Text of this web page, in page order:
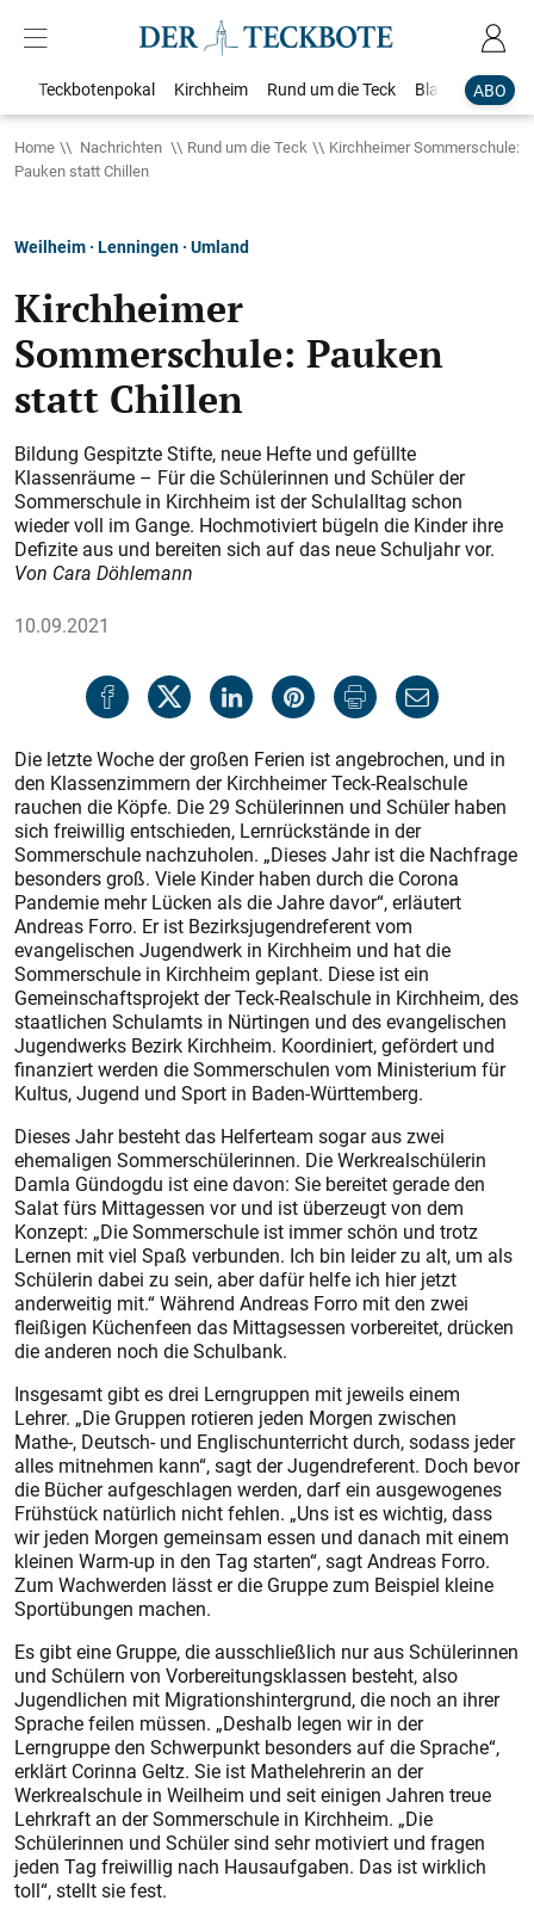
ABO
Teckbotenpokal Kirchheim Rund um die Teck Blaulicht
Home Nachrichten Rund um die Teck
Kirchheimer Sommerschule:
Pauken statt Chillen
Weilheim · Lenningen · Umland
Kirchheimer
Sommerschule: Pauken
statt Chillen
Bildung Gespitzte Stifte, neue Hefte und gefüllte
Klassenräume – Für die Schülerinnen und Schüler der
Sommerschule in Kirchheim ist der Schulalltag schon
wieder voll im Gange. Hochmotiviert bügeln die Kinder ihre
Defizite aus und bereiten sich auf das neue Schuljahr vor.
Von Cara Döhlemann
10.09.2021
Die letzte Woche der großen Ferien ist angebrochen, und in
den Klassenzimmern der Kirchheimer Teck-Realschule
rauchen die Köpfe. Die 29 Schülerinnen und Schüler haben
sich freiwillig entschieden, Lernrückstände in der
Sommerschule nachzuholen. „Dieses Jahr ist die Nachfrage
besonders groß. Viele Kinder haben durch die Corona
Pandemie mehr Lücken als die Jahre davor“, erläutert
Andreas Forro. Er ist Bezirksjugendreferent vom
evangelischen Jugendwerk in Kirchheim und hat die
Sommerschule in Kirchheim geplant. Diese ist ein
Gemeinschaftsprojekt der Teck-Realschule in Kirchheim, des
staatlichen Schulamts in Nürtingen und des evangelischen
Jugendwerks Bezirk Kirchheim. Koordiniert, gefördert und
finanziert werden die Sommerschulen vom Ministerium für
Kultus, Jugend und Sport in Baden-Württemberg.
Dieses Jahr besteht das Helferteam sogar aus zwei
ehemaligen Sommerschülerinnen. Die Werkrealschülerin
Damla Gündogdu ist eine davon: Sie bereitet gerade den
Salat fürs Mittagessen vor und ist überzeugt von dem
Konzept: „Die Sommerschule ist immer schön und trotz
Lernen mit viel Spaß verbunden. Ich bin leider zu alt, um als
Schülerin dabei zu sein, aber dafür helfe ich hier jetzt
anderweitig mit.“ Während Andreas Forro mit den zwei
fleißigen Küchenfeen das Mittagsessen vorbereitet, drücken
die anderen noch die Schulbank.
Insgesamt gibt es drei Lerngruppen mit jeweils einem
Lehrer. „Die Gruppen rotieren jeden Morgen zwischen
Mathe-, Deutsch- und Englischunterricht durch, sodass jeder
alles mitnehmen kann“, sagt der Jugendreferent. Doch bevor
die Bücher aufgeschlagen werden, darf ein ausgewogenes
Frühstück natürlich nicht fehlen. „Uns ist es wichtig, dass
wir jeden Morgen gemeinsam essen und danach mit einem
kleinen Warm-up in den Tag starten“, sagt Andreas Forro.
Zum Wachwerden lässt er die Gruppe zum Beispiel kleine
Sportübungen machen.
Es gibt eine Gruppe, die ausschließlich nur aus Schülerinnen
und Schülern von Vorbereitungsklassen besteht, also
Jugendlichen mit Migrationshintergrund, die noch an ihrer
Sprache feilen müssen. „Deshalb legen wir in der
Lerngruppe den Schwerpunkt besonders auf die Sprache“,
erklärt Corinna Geltz. Sie ist Mathelehrerin an der
Werkrealschule in Weilheim und seit einigen Jahren treue
Lehrkraft an der Sommerschule in Kirchheim. „Die
Schülerinnen und Schüler sind sehr motiviert und fragen
jeden Tag freiwillig nach Hausaufgaben. Das ist wirklich
toll“, stellt sie fest.